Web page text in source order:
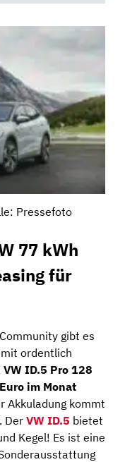
Pressefoto
77 kWh
für
gibt es
mit ordentlich
VW ID.5 Pro 128
im Monat
Akkuladung kommt
DerVW ID.5 bietet
Kegel! Es ist eine